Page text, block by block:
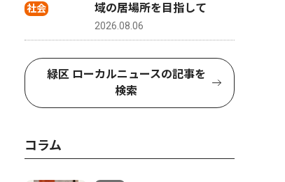
社会
域の居場所を目指して
2026.08.06
緑区 ローカルニュースの記事を
検索
コラム